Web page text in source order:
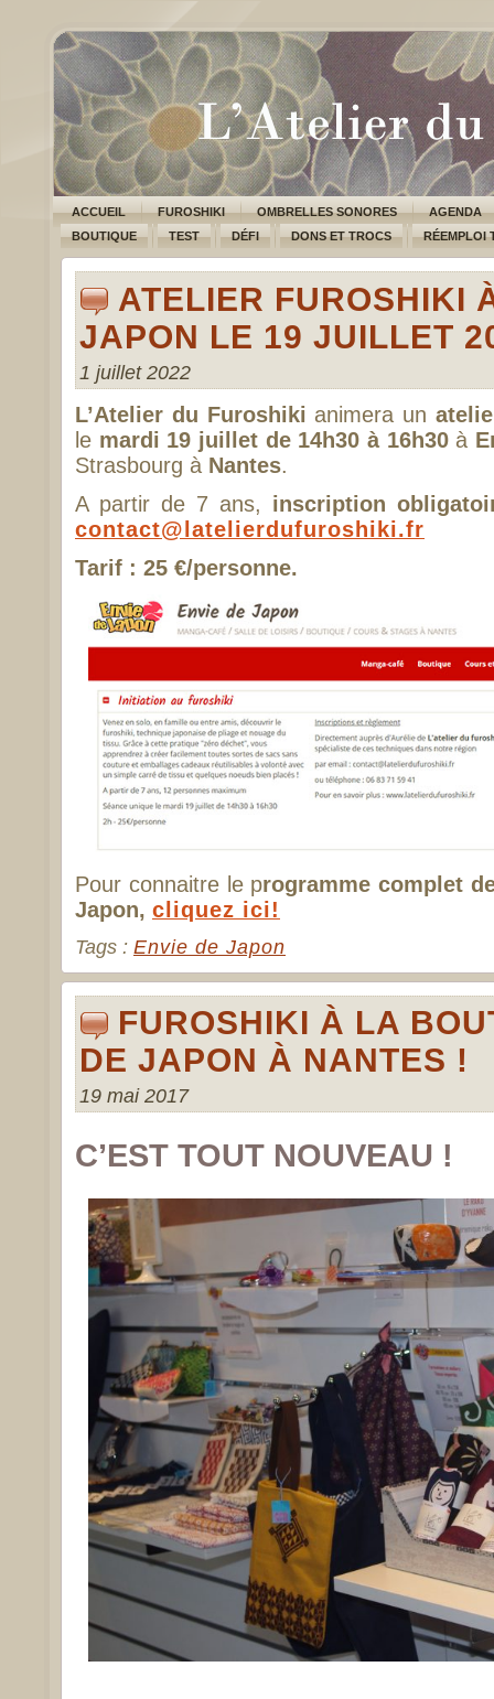
ACCUEIL FUROSHIKI OMBRELLES SONORES
AGENDA
BOUTIQUE
TEST DÉFI DONS ET TROCS RÉEMPLOI
ATELIER FUROSHIKI
JAPON LE 19 JUILLET
1 juillet 2022
L’Atelier du Furoshiki animera un
le mardi 19 juillet de 14h30 à 16h30à
Strasbourg à Nantes.
A partir de 7 ans, inscription
contact@latelierdufuroshiki.fr
Tarif : 25 €/personne.
Pour connaitre le programme complet
Japon, cliquez ici!
Tags : Envie de Japon
FUROSHIKI À LA
DE JAPON À NANTES !
19 mai 2017
C’EST TOUT NOUVEAU !